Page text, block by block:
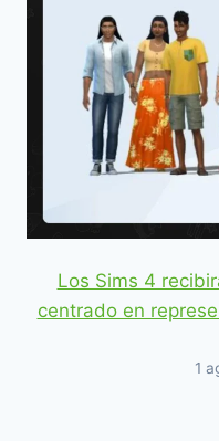
Los Sims 4
centrado en
1